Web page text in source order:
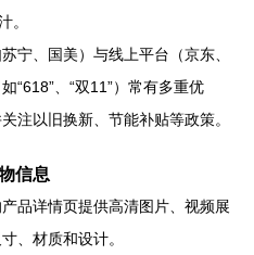
。
宁、国美）与线上平台（京东、
“618”、“双11”）常有多重优
注以旧换新、节能补贴等政策。
信息
品详情页提供高清图片、视频展
、材质和设计。